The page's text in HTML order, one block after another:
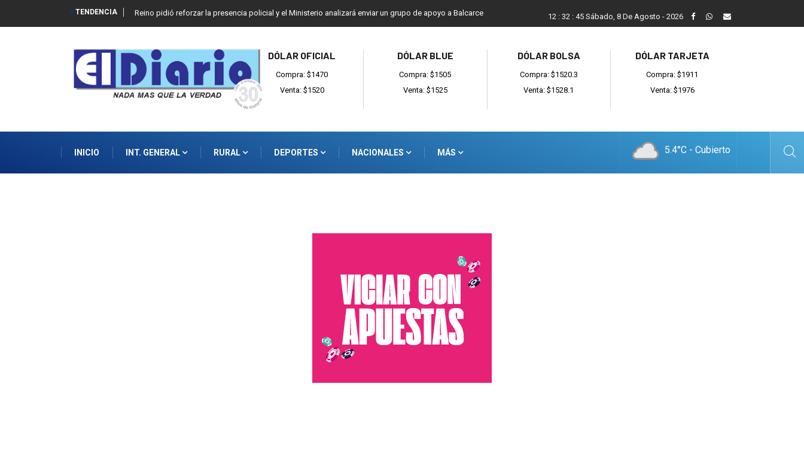
TENDENCIA Reino pidió reforzar la presencia policial y el Ministerio analizará enviar un grupo de apoyo a Balcarce Vecinos, instituciones y concejales se manifestaron contra
12 : 32 : 46 Sábado, 8 De Agosto - 2026
DÓLAR OFICIAL
Compra: $1470
Venta: $1520
DÓLAR BLUE
Compra: $1505
Venta: $1525
DÓLAR BOLSA
Compra: $1520.3
Venta: $1528.1
DÓLAR TARJETA
Compra: $1911
Venta: $1976
INICIO INT. GENERAL RURAL DEPORTES NACIONALES MÁS 5.4°C - Cubierto